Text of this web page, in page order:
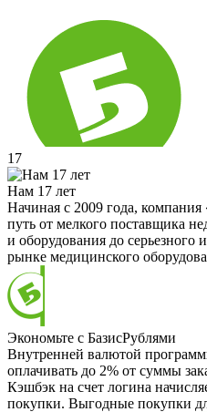
17
Нам 17 лет
Начиная с 2009 года,
путь от мелкого поставщика
и оборудования до серьезного
рынке медицинского
Экономьте с БазисРублями
Внутренней валютой
оплачивать до 2% от суммы
Кэшбэк на счет логина
покупки. Выгодные покупки